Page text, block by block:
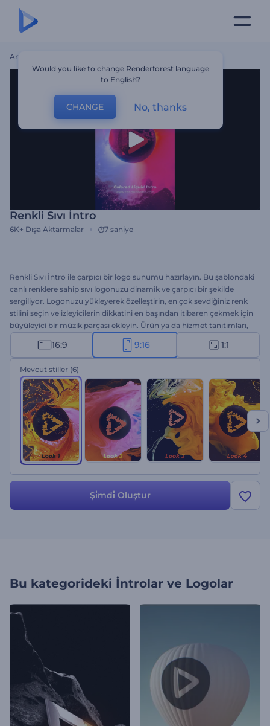
Ana Sayfa
Renkli Sıvı İntro
6K+ Dışa Aktarmalar 7 saniye
Renkli Sıvı İntro ile çarpıcı bir logo sunumu hazırlayın. Bu şablondaki
canlı renklere sahip sıvı logonuzu dinamik ve çarpıcı bir şekilde
sergiliyor. Logonuzu yükleyerek özelleştirin, en çok sevdiğiniz renk
stilini seçin ve izleyicilerin dikkatini en başından itibaren çekmek için
büyüleyici bir müzik parçası ekleyin. Ürün ya da hizmet tanıtımları,
kanal intro veya outroları, sunum girişleri, TV reklamları vs. için
mükemmel bir seçenek. Hemen deneyin!
16:9 9:16 1:1
Mevcut stiller (6)
Şi̇mdi̇ Oluştur
Bu kategorideki İntrolar ve Logolar
Would you like to change Renderforest language
to English?
CHANGE No, thanks